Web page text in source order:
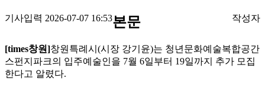
기사입력 2026-07-07 16:53 작성자
본문
[times창원]창원특례시(시장 강기윤)는 청년문화예술복합공간
스펀지파크의 입주예술인을 7월 6일부터 19일까지 추가 모집
한다고 알렸다.